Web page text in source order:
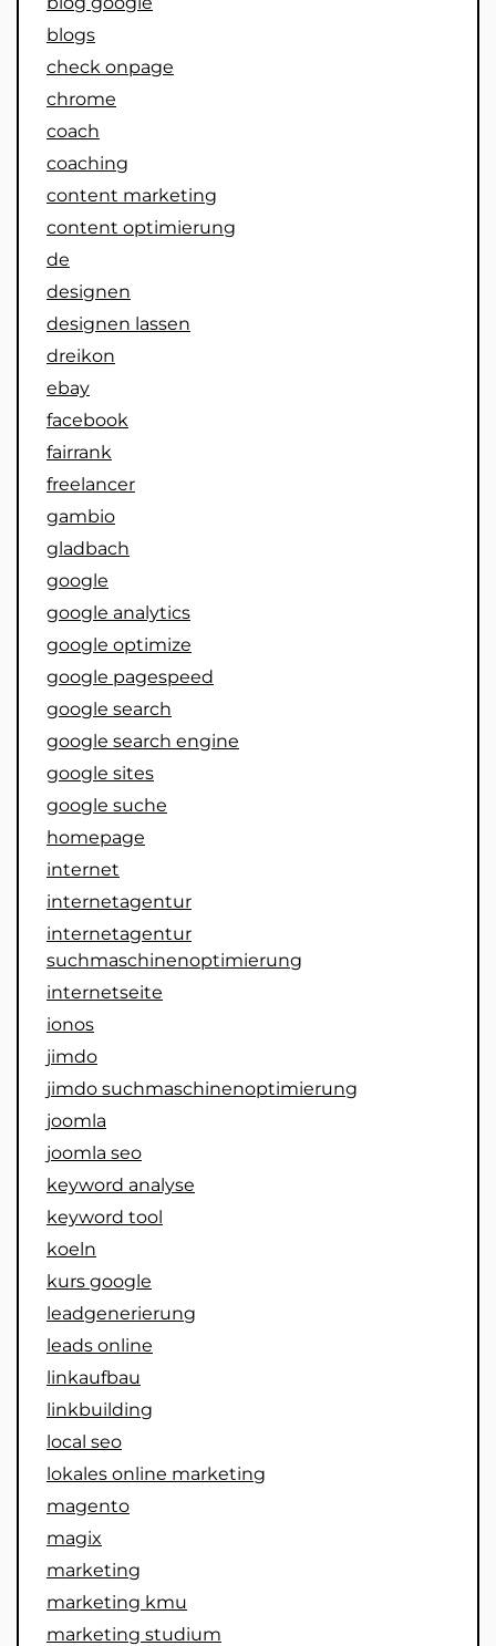
blogs
check onpage
chrome
coach
coaching
content marketing
content optimierung
de
designen
designen lassen
dreikon
ebay
facebook
fairrank
freelancer
gambio
gladbach
google
google analytics
google optimize
google pagespeed
google search
google search engine
google sites
google suche
homepage
internet
internetagentur
internetagentur
suchmaschinenoptimierung
internetseite
ionos
jimdo
jimdo suchmaschinenoptimierung
joomla
joomla seo
keyword analyse
keyword tool
koeln
kurs google
leadgenerierung
leads online
linkaufbau
linkbuilding
local seo
lokales online marketing
magento
magix
marketing
marketing kmu
marketing studium